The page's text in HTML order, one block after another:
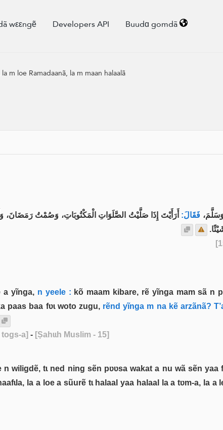
wεεngẽ Developers API Buudɑ gomdã
m loe Ramadaanã, la m maan halaalã
فَقَالَ: أَرَأَيْتَ إِذَا صَلَّيْتُ الصَّلَوَاتِ الْمَكْتُوبَاتِ، وَصُمْتُ رَمَضَانَ،
a yĩnga,n yeele : kõ maam kibare, rẽ yĩnga mam sã n
paas baa fʋɩ woto zugu,rẽnd yĩnga m na kẽ arzãnã?
a] - [Ṣahɩɩh Muslim - 15]
wiligdẽ, tɩ ned ning sẽn pʋʋsa wakat a nu wã sẽn
la a loe a sũurẽ tɩ halaal yaa halaal la a tʋm-a, la a